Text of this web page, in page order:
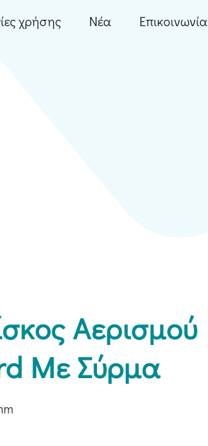
χρήσης Νέα Επικοινωνία
Αερισμού
Με Σύρμα